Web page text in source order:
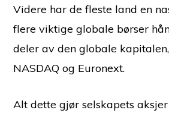
Videre har de fleste land en
flere viktige globale børser
deler av den globale kapitalen,
NASDAQ og Euronext.
Alt dette gjør selskapets